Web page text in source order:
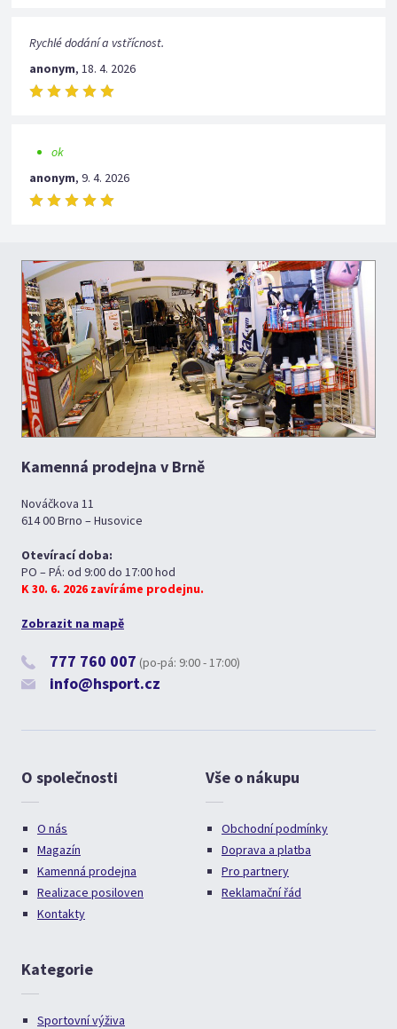
Rychlé dodání a vstřícnost.
anonym,18. 4. 2026
ok
anonym,9. 4. 2026
Kamenná prodejna v Brně
Nováčkova 11
614 00 Brno – Husovice
Otevírací doba:
PO – PÁ: od 9:00 do 17:00 hod
K 30. 6. 2026 zavíráme prodejnu.
Zobrazit na mapě
777 760 007 (po-pá: 9:00 - 17:00)
info@hsport.cz
O společnosti
O nás
Magazín
Kamenná prodejna
Realizace posiloven
Kontakty
Vše o nákupu
Obchodní podmínky
Doprava a platba
Pro partnery
Reklamační řád
Kategorie
Sportovní výživa